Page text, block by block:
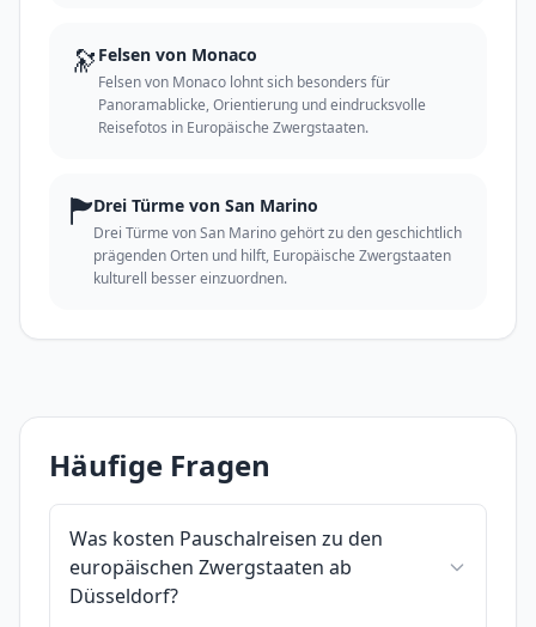
🔭 Felsen von Monaco
Felsen von Monaco lohnt sich besonders für
Panoramablicke, Orientierung und eindrucksvolle
Reisefotos in Europäische Zwergstaaten.
🏲Drei Türme von San Marino
Drei Türme von San Marino gehört zu den geschichtlich
prägenden Orten und hilft, Europäische Zwergstaaten
kulturell besser einzuordnen.
Häufige Fragen
Was kosten Pauschalreisen zu den
europäischen Zwergstaaten ab
Düsseldorf?